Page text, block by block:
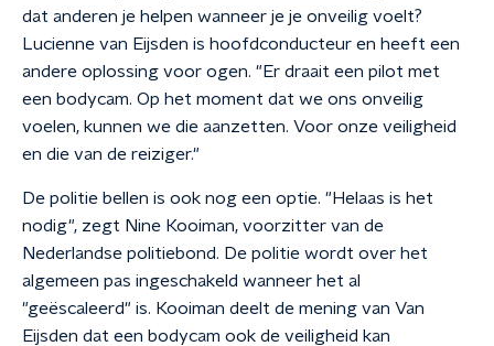
dat anderen je helpen wanneer je je onveilig voelt?
Lucienne van Eijsden is hoofdconducteur en heeft een
andere oplossing voor ogen. "Er draait een pilot met
een bodycam. Op het moment dat we ons onveilig
voelen, kunnen we die aanzetten. Voor onze veiligheid
en die van de reiziger."
De politie bellen is ook nog een optie. "Helaas is het
nodig", zegt Nine Kooiman, voorzitter van de
Nederlandse politiebond. De politie wordt over het
algemeen pas ingeschakeld wanneer het al
"geëscaleerd" is. Kooiman deelt de mening van Van
Eijsden dat een bodycam ook de veiligheid kan